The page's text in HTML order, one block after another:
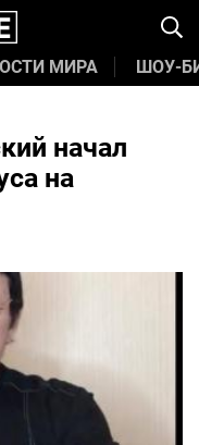
МИРА ШОУ-
начал
на